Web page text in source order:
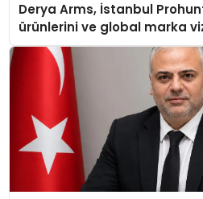
Derya Arms, İstanbul
ürünlerini ve global marka